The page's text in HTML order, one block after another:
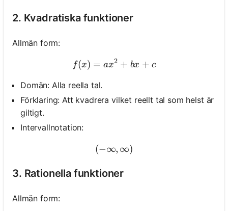
2. Kvadratiska funktioner
Allmän form:
f(x)=a x^2+b x+c
f(x) = ax2 + bx + c
Domän: Alla reella tal.
Förklaring: Att kvadrera vilket reellt tal som helst är
giltigt.
Intervallnotation:
(-\infty, \infty)
(−∞, ∞)
3. Rationella funktioner
Allmän form: